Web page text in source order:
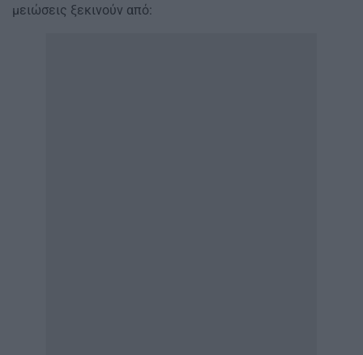
μειώσεις ξεκινούν από: